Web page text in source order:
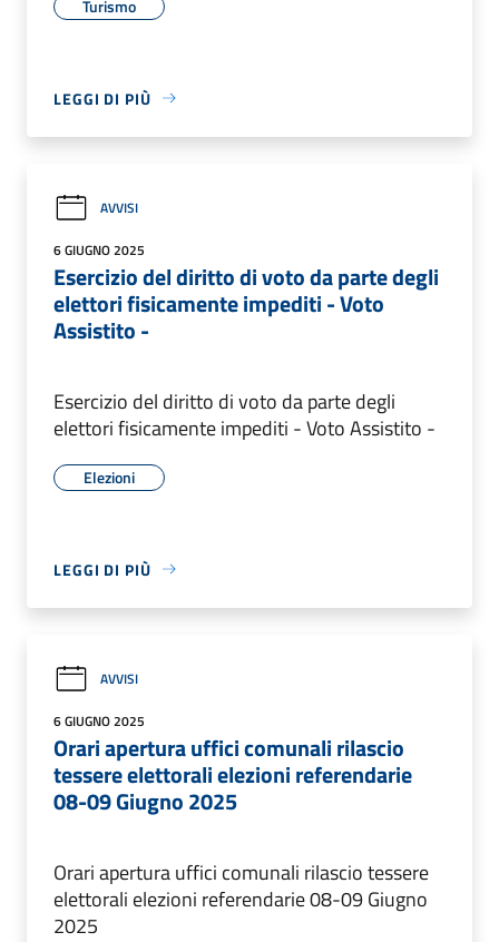
Turismo
LEGGI DI PIÙ
AVVISI
6 GIUGNO 2025
Esercizio del diritto di voto da parte degli
elettori fisicamente impediti - Voto
Assistito -
Esercizio del diritto di voto da parte degli
elettori fisicamente impediti - Voto Assistito -
Elezioni
LEGGI DI PIÙ
AVVISI
6 GIUGNO 2025
Orari apertura uffici comunali rilascio
tessere elettorali elezioni referendarie
08-09 Giugno 2025
Orari apertura uffici comunali rilascio tessere
elettorali elezioni referendarie 08-09 Giugno
2025